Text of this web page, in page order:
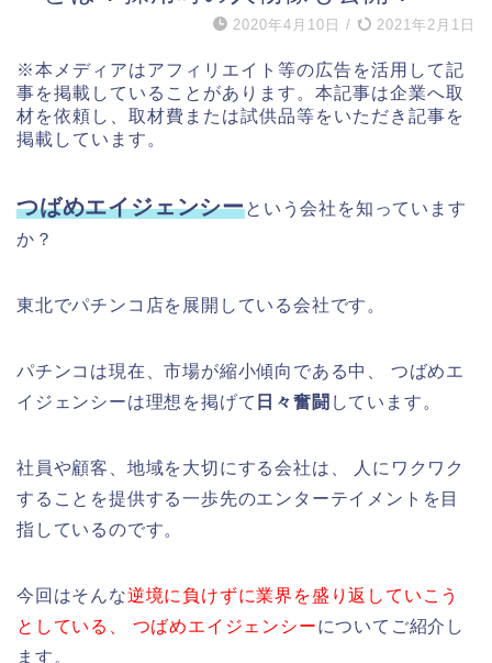
2020年4月10日 / 2021年2月1日
※本メディアはアフィリエイト等の広告を活用して記
事を掲載していることがあります。本記事は企業へ取
材を依頼し、取材費または試供品等をいただき記事を
掲載しています。
つばめエイジェンシーという会社を知っています
か？
東北でパチンコ店を展開している会社です。
パチンコは現在、市場が縮小傾向である中、 つばめエ
イジェンシーは理想を掲げて 日々奮闘 しています。
社員や顧客、地域を大切にする会社は、 人にワクワク
することを提供する一歩先のエンターテイメントを目
指しているのです。
今回はそんな逆境に負けずに業界を盛り返していこう
としている、 つばめエイジェンシーについてご紹介し
ます。